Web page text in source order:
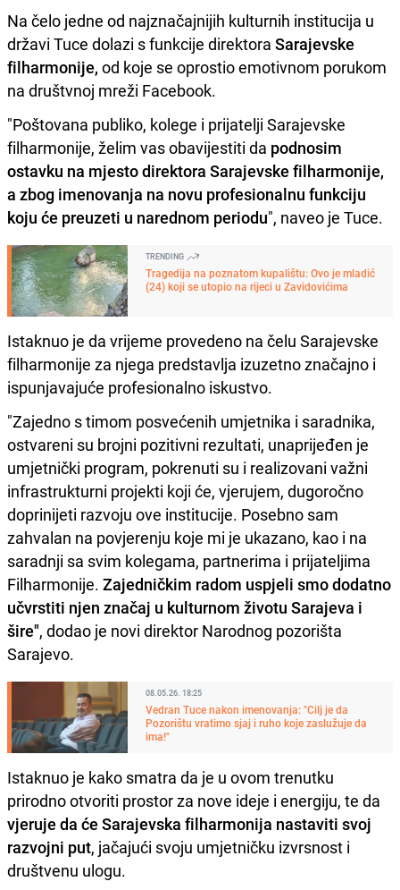
Na čelo jedne od najznačajnijih kulturnih institucija u
državi Tuce dolazi s funkcije direktora Sarajevske
filharmonije, od koje se oprostio emotivnom porukom
na društvnoj mreži Facebook.
"Poštovana publiko, kolege i prijatelji Sarajevske
filharmonije, želim vas obavijestiti da podnosim
ostavku na mjesto direktora Sarajevske filharmonije,
a zbog imenovanja na novu profesionalnu funkciju
koju će preuzeti u narednom periodu", naveo je Tuce.
TRENDING
Tragedija na poznatom kupalištu: Ovo je mladić
(24) koji se utopio na rijeci u Zavidovićima
Istaknuo je da vrijeme provedeno na čelu Sarajevske
filharmonije za njega predstavlja izuzetno značajno i
ispunjavajuće profesionalno iskustvo.
"Zajedno s timom posvećenih umjetnika i saradnika,
ostvareni su brojni pozitivni rezultati, unaprijeđen je
umjetnički program, pokrenuti su i realizovani važni
infrastrukturni projekti koji će, vjerujem, dugoročno
doprinijeti razvoju ove institucije. Posebno sam
zahvalan na povjerenju koje mi je ukazano, kao i na
saradnji sa svim kolegama, partnerima i prijateljima
Filharmonije. Zajedničkim radom uspjeli smo dodatno
učvrstiti njen značaj u kulturnom životu Sarajeva i
šire", dodao je novi direktor Narodnog pozorišta
Sarajevo.
08.05.26. 18:25
Vedran Tuce nakon imenovanja: "Cilj je da
Pozorištu vratimo sjaj i ruho koje zaslužuje da
ima!"
Istaknuo je kako smatra da je u ovom trenutku
prirodno otvoriti prostor za nove ideje i energiju, te da
vjeruje da će Sarajevska filharmonija nastaviti svoj
razvojni put, jačajući svoju umjetničku izvrsnost i
društvenu ulogu.